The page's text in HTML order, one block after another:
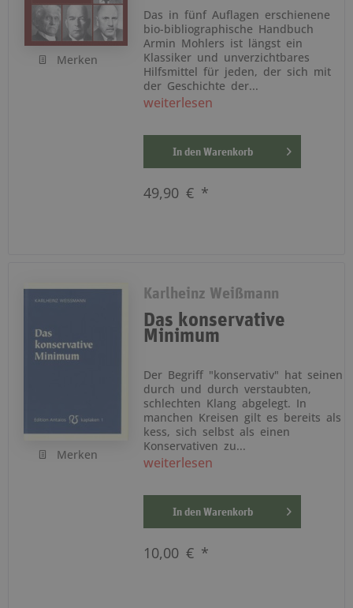
Merken
Das in fünf Auflagen erschienene
bio-bibliographische Handbuch
Armin Mohlers ist längst ein
Klassiker und unverzichtbares
Hilfsmittel für jeden, der sich mit
der Geschichte der...
weiterlesen
In den Warenkorb
49,90 € *
Merken
Karlheinz Weißmann
Das konservative
Minimum
Der Begriff "konservativ" hat seinen
durch und durch verstaubten,
schlechten Klang abgelegt. In
manchen Kreisen gilt es bereits als
kess, sich selbst als einen
Konservativen zu...
weiterlesen
In den Warenkorb
10,00 € *